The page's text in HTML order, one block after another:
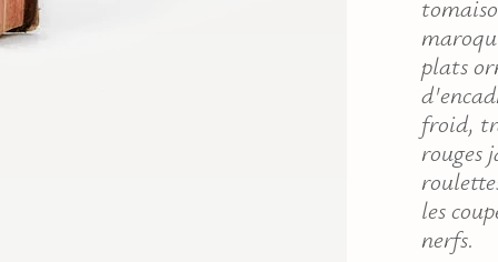
plats
froid,
rouges
les
nerfs.